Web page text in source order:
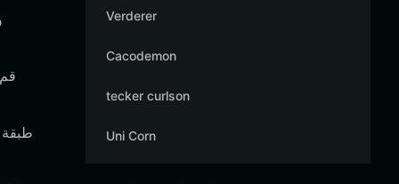
Verderer
Cacodemon
tecker curlson
Uni Corn